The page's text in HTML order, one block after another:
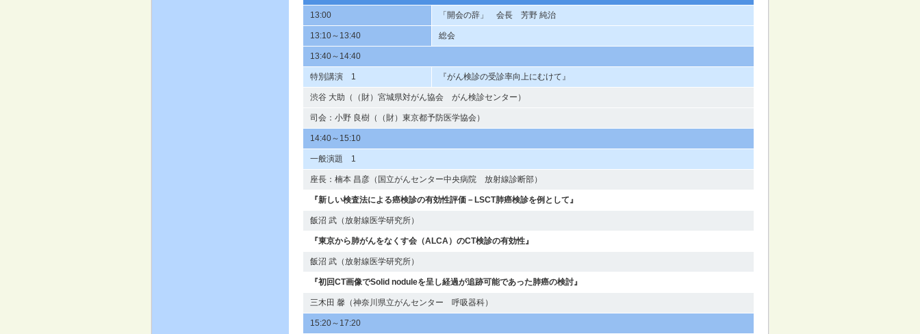
13:00 「開会の辞」 会長 芳野 純治
13:10～13:40 総会
13:40～14:40
特別講演 1 『がん検診の受診率向上にむけて』
渋谷 大助（（財）宮城県対がん協会 がん検診センター）
司会：小野 良樹（（財）東京都予防医学協会）
14:40～15:10
一般演題 1
座長：楠本 昌彦（国立がんセンター中央病院 放射線診断部）
『新しい検査法による癌検診の有効性評価－LSCT肺癌検診を例として』
飯沼 武（放射線医学研究所）
『東京から肺がんをなくす会（ALCA）のCT検診の有効性』
飯沼 武（放射線医学研究所）
『初回CT画像でSolid noduleを呈し経過が追跡可能であった肺癌の検討』
三木田 馨（神奈川県立がんセンター 呼吸器科）
15:20～17:20